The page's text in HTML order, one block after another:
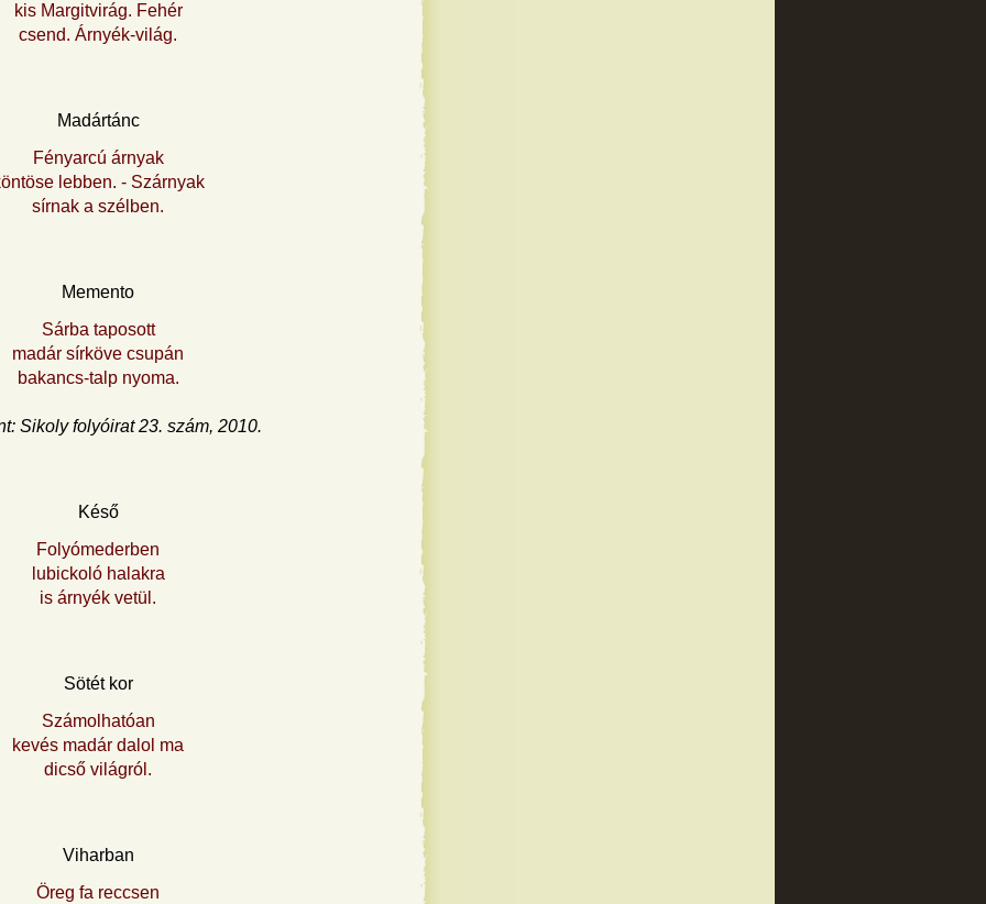
kis Margitvirág. Fehér
csend. Árnyék-világ.
Madártánc
Fényarcú árnyak
lebben. - Szárnyak
sírnak a szélben.
Memento
Sárba taposott
madár sírköve csupán
bakancs-talp nyoma.
Sikoly folyóirat 23. szám, 2010.
Késő
Folyómederben
lubickoló halakra
is árnyék vetül.
Sötét kor
Számolhatóan
kevés madár dalol ma
dicső világról.
Viharban
Öreg fa reccsen